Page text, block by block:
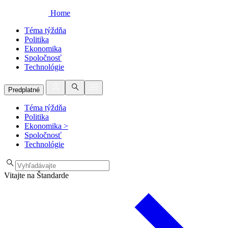
Home
Téma týždňa
Politika
Ekonomika
Spoločnosť
Technológie
Predplatné
Téma týždňa
Politika
Ekonomika >
Spoločnosť
Technológie
Vitajte na Štandarde